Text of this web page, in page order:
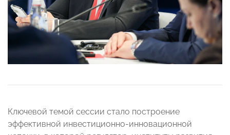
Ключевой темой сессии стало построение
эффективной инвестиционно-инновационной